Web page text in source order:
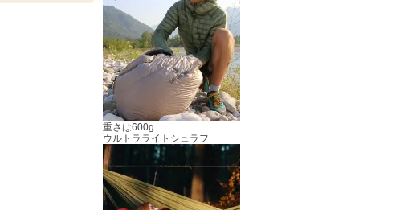
重さは600g
ウルトラライトシュラフ